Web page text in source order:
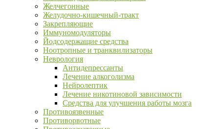
Желчегонные
Желудочно-кишечный-тракт
Закрепляющие
Иммуномодуляторы
Йодсодержащие средства
Ноотропные и транквилизаторы
Неврология
Антидепрессанты
Лечение алкоголизма
Нейролептик
Лечение никотиновой зависимости
Средства для улучшения работы мозга
Противоязвенные
Противорвотные